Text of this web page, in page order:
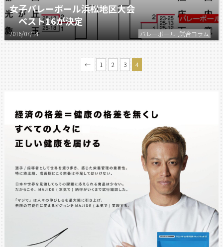
女子バレーボール浜松地区大会
ベスト16が決定
2016/07/14 バレーボール ,試合コラム
← 1 2 3 4